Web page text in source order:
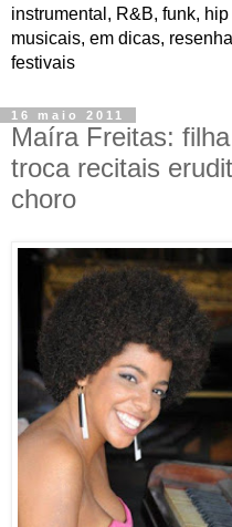
instrumental, R&B, funk,
musicais, em dicas,
festivais
16 maio 2011
Maíra Freitas:
troca recitais
choro